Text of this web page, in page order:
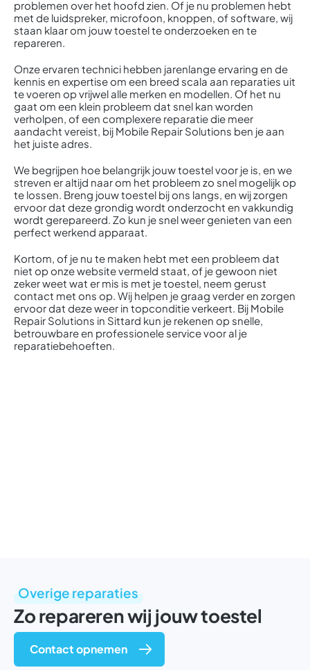
problemen over het hoofd zien. Of je nu problemen hebt
met de luidspreker, microfoon, knoppen, of software, wij
staan klaar om jouw toestel te onderzoeken en te
repareren.
Onze ervaren technici hebben jarenlange ervaring en de
kennis en expertise om een breed scala aan reparaties uit
te voeren op vrijwel alle merken en modellen. Of het nu
gaat om een klein probleem dat snel kan worden
verholpen, of een complexere reparatie die meer
aandacht vereist, bij Mobile Repair Solutions ben je aan
het juiste adres.
We begrijpen hoe belangrijk jouw toestel voor je is, en we
streven er altijd naar om het probleem zo snel mogelijk op
te lossen. Breng jouw toestel bij ons langs, en wij zorgen
ervoor dat deze grondig wordt onderzocht en vakkundig
wordt gerepareerd. Zo kun je snel weer genieten van een
perfect werkend apparaat.
Kortom, of je nu te maken hebt met een probleem dat
niet op onze website vermeld staat, of je gewoon niet
zeker weet wat er mis is met je toestel, neem gerust
contact met ons op. Wij helpen je graag verder en zorgen
ervoor dat deze weer in topconditie verkeert. Bij Mobile
Repair Solutions in Sittard kun je rekenen op snelle,
betrouwbare en professionele service voor al je
reparatiebehoeften.
Overige reparaties
Zo repareren wij jouw toestel
Contact opnemen